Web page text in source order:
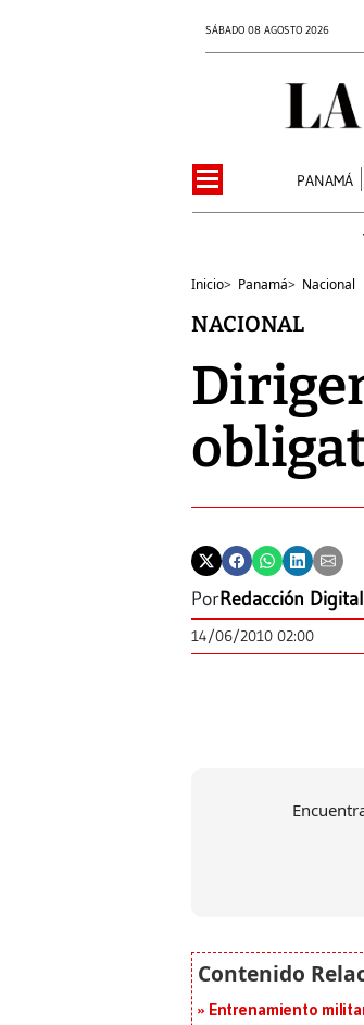
SÁBADO 08 AGOSTO 2026
PANAMÁ
Inicio> Panamá> Nacional
NACIONAL
PorRedacción
14/06/2010 02:00
Entrenamiento